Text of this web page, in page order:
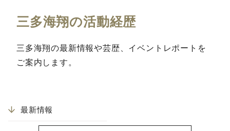
三多海翔の活動経歴
三多海翔の最新情報や芸歴、イベントレポートを
ご案内します。
最新情報